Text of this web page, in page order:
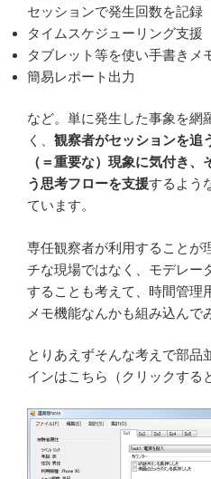
セッションで発生回数を記録
タイムスケジューリング支援
タブレット等を使い手書きメ
簡易レポート出力
など。単に発生した事象を網
く、 観察者がセッションを追
（＝重要な）現象に気付き
う思考フローを支援するよう
ています。
専任観察者が利用することが
チな現場ではなく、モデレー
することも考えて、時間管理
メモ機能なんかも組み込んで
とりあえずそんな考えで部品
インはこちら（クリックする